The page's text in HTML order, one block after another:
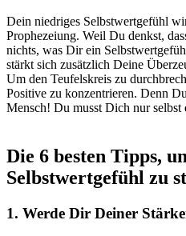
Dein niedriges Selbstwertgefühl
Prophezeiung. Weil Du denkst,
nichts, was Dir ein
stärkt sich zusätzlich Deine
Um den Teufelskreis zu
Positive zu konzentrieren. Denn
Mensch! Du musst Dich nur selbst
Die 6 besten Tipps,
Selbstwertgefühl zu
1. Werde Dir Deiner